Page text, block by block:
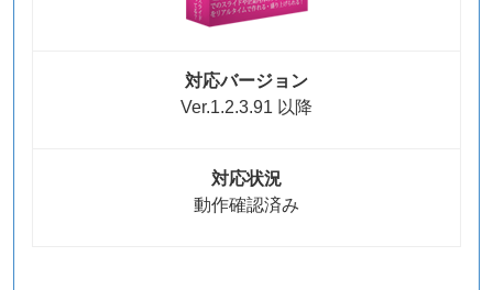
対応バージョン
Ver.1.2.3.91 以降
対応状況
動作確認済み